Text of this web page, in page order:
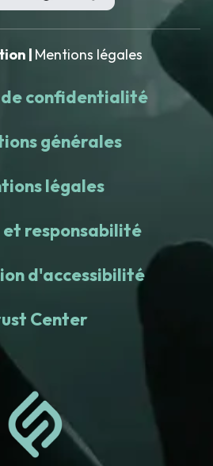
| Mentions légales
confidentialité
générales
légales
responsabilité
d'accessibilité
Center